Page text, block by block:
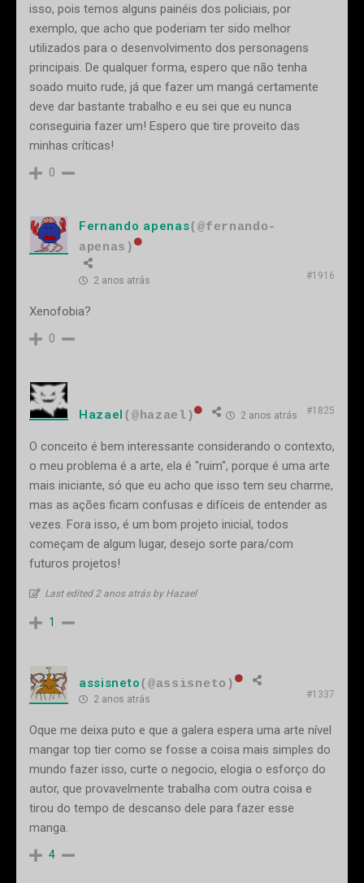
isso, pois temos alguns painéis dos policiais, por
exemplo, que acho que poderiam ter sido melhor
utilizados para o desenvolvimento dos personagens
principais. De qualquer forma, espero que não tenha
soado muito rude, já que fazer um mangá certamente
deve dar bastante trabalho e eu sei que eu nunca
conseguiria fazer um! Espero que tire proveito das
minhas críticas!
0
Fernando apenas(@fernando-
apenas)
2 anos atrás #1916
Xenofobia?
0
Hazael (@hazael) 2 anos atrás #1825
O conceito é bem interessante considerando o contexto,
o meu problema é a arte, ela é "ruim", porque é uma arte
mais iniciante, só que eu acho que isso tem seu charme,
mas as ações ficam confusas e difíceis de entender as
vezes. Fora isso, é um bom projeto inicial, todos
começam de algum lugar, desejo sorte para/com
futuros projetos!
Last edited 2 anos atrás by Hazael
1
assisneto(@assisneto)
2 anos atrás #1337
Oque me deixa puto e que a galera espera uma arte nível
mangar top tier como se fosse a coisa mais simples do
mundo fazer isso, curte o negocio, elogia o esforço do
autor, que provavelmente trabalha com outra coisa e
tirou do tempo de descanso dele para fazer esse
manga.
4